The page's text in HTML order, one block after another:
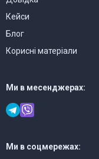
Кейси
Блог
Корисні матеріали
Ми в месенджерах:
Ми в соцмережах: